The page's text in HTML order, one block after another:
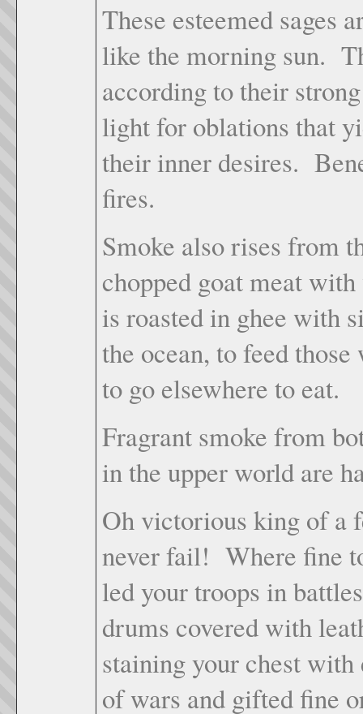
These esteemed sages
like the morning sun.
according to their
light for oblations that
their inner desires.
fires.
Smoke also rises from
chopped goat meat
is roasted in ghee with
the ocean, to feed
to go elsewhere to eat.
Fragrant smoke from
in the upper world are
Oh victorious king of a
never fail! Where fine
led your troops in
drums covered with
staining your chest
of wars and gifted fine